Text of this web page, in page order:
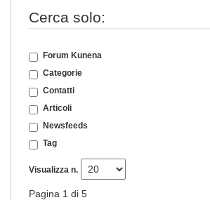
Cerca solo:
Forum Kunena
Categorie
Contatti
Articoli
Newsfeeds
Tag
Visualizza n.
Pagina 1 di 5